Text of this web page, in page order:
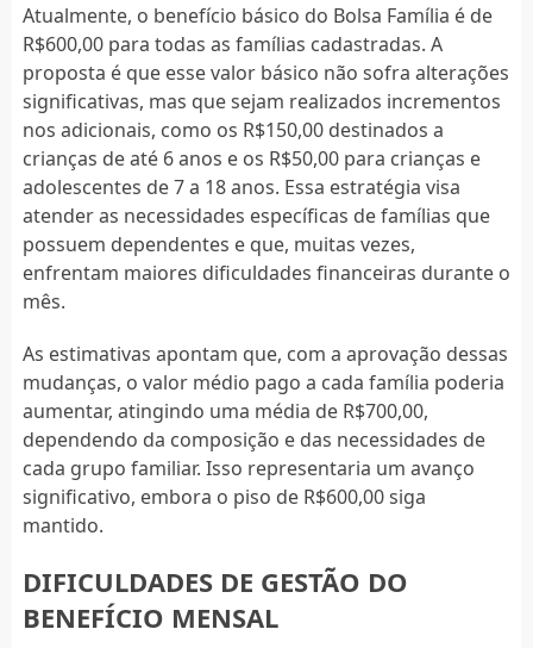
Atualmente, o benefício básico do Bolsa Família é de
R$600,00 para todas as famílias cadastradas. A
proposta é que esse valor básico não sofra alterações
significativas, mas que sejam realizados incrementos
nos adicionais, como os R$150,00 destinados a
crianças de até 6 anos e os R$50,00 para crianças e
adolescentes de 7 a 18 anos. Essa estratégia visa
atender as necessidades específicas de famílias que
possuem dependentes e que, muitas vezes,
enfrentam maiores dificuldades financeiras durante o
mês.
As estimativas apontam que, com a aprovação dessas
mudanças, o valor médio pago a cada família poderia
aumentar, atingindo uma média de R$700,00,
dependendo da composição e das necessidades de
cada grupo familiar. Isso representaria um avanço
significativo, embora o piso de R$600,00 siga
mantido.
DIFICULDADES DE GESTÃO DO
BENEFÍCIO MENSAL